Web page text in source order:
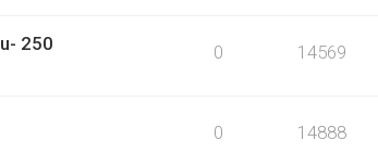
250 0 14569
0 14888